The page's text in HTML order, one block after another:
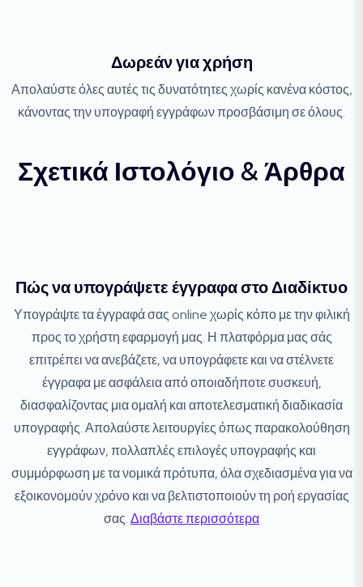
Δωρεάν για χρήση
Απολαύστε όλες αυτές τις δυνατότητες χωρίς κανένα κόστος,
κάνοντας την υπογραφή εγγράφων προσβάσιμη σε όλους.
Σχετικά Ιστολόγιο & Άρθρα
Πώς να υπογράψετε έγγραφα στο Διαδίκτυο
Υπογράψτε τα έγγραφά σας online χωρίς κόπο με την φιλική
προς το χρήστη εφαρμογή μας. Η πλατφόρμα μας σάς
επιτρέπει να ανεβάζετε, να υπογράφετε και να στέλνετε
έγγραφα με ασφάλεια από οποιαδήποτε συσκευή,
διασφαλίζοντας μια ομαλή και αποτελεσματική διαδικασία
υπογραφής. Απολαύστε λειτουργίες όπως παρακολούθηση
εγγράφων, πολλαπλές επιλογές υπογραφής και
συμμόρφωση με τα νομικά πρότυπα, όλα σχεδιασμένα για να
εξοικονομούν χρόνο και να βελτιστοποιούν τη ροή εργασίας
σας.Διαβάστε περισσότερα